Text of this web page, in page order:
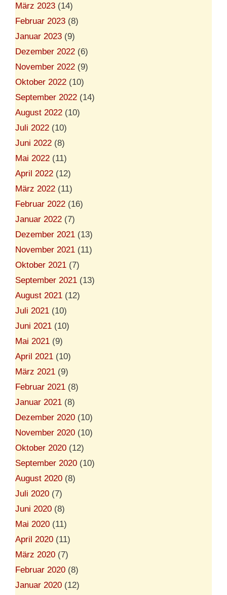
März 2023 (14)
Februar 2023 (8)
Januar 2023 (9)
Dezember 2022 (6)
November 2022 (9)
Oktober 2022 (10)
September 2022 (14)
August 2022 (10)
Juli 2022 (10)
Juni 2022 (8)
Mai 2022 (11)
April 2022 (12)
März 2022 (11)
Februar 2022 (16)
Januar 2022 (7)
Dezember 2021 (13)
November 2021 (11)
Oktober 2021 (7)
September 2021 (13)
August 2021 (12)
Juli 2021 (10)
Juni 2021 (10)
Mai 2021 (9)
April 2021 (10)
März 2021 (9)
Februar 2021 (8)
Januar 2021 (8)
Dezember 2020 (10)
November 2020 (10)
Oktober 2020 (12)
September 2020 (10)
August 2020 (8)
Juli 2020 (7)
Juni 2020 (8)
Mai 2020 (11)
April 2020 (11)
März 2020 (7)
Februar 2020 (8)
Januar 2020 (12)